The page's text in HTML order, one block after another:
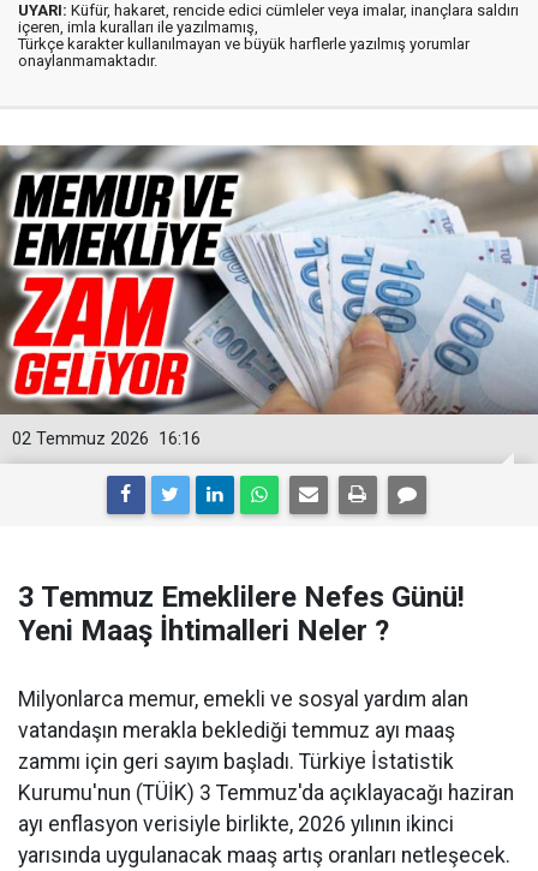
UYARI: Küfür, hakaret, rencide edici cümleler veya imalar, inançlara saldırı
içeren, imla kuralları ile yazılmamış,
Türkçe karakter kullanılmayan ve büyük harflerle yazılmış yorumlar
onaylanmamaktadır.
16:16
02 Temmuz 2026
3 Temmuz Emeklilere Nefes Günü!
Yeni Maaş İhtimalleri Neler ?
Milyonlarca memur, emekli ve sosyal yardım alan
vatandaşın merakla beklediği temmuz ayı maaş
zammı için geri sayım başladı. Türkiye İstatistik
Kurumu'nun (TÜİK) 3 Temmuz'da açıklayacağı haziran
ayı enflasyon verisiyle birlikte, 2026 yılının ikinci
yarısında uygulanacak maaş artış oranları netleşecek.